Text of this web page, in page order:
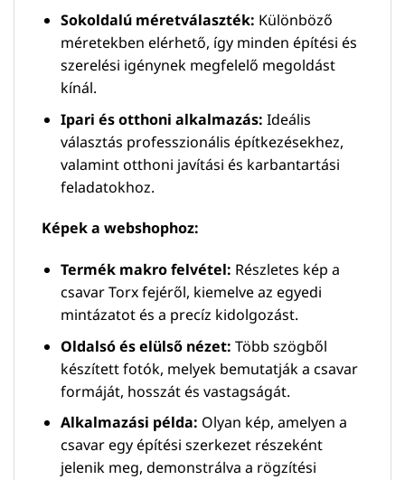
Sokoldalú méretválaszték: Különböző
méretekben elérhető, így minden építési és
szerelési igénynek megfelelő megoldást
kínál.
Ipari és otthoni alkalmazás: Ideális
választás professzionális építkezésekhez,
valamint otthoni javítási és karbantartási
feladatokhoz.
Képek a webshophoz:
Termék makro felvétel: Részletes kép a
csavar Torx fejéről, kiemelve az egyedi
mintázatot és a precíz kidolgozást.
Oldalsó és elülső nézet: Több szögből
készített fotók, melyek bemutatják a csavar
formáját, hosszát és vastagságát.
Alkalmazási példa: Olyan kép, amelyen a
csavar egy építési szerkezet részeként
jelenik meg, demonstrálva a rögzítési